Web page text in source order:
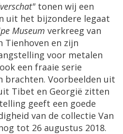
tonen wij een
uit het bijzondere legaat
Museum verkreeg van
Tienhoven en zijn
voor metalen
een fraaie serie
brachten. Voorbeelden uit
Tibet en Georgië zitten
geeft een goede
van de collectie Van
tot 26 augustus 2018.